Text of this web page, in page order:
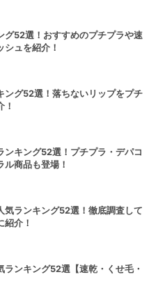
グ52選！おすすめのプチプラや速
ュを紹介！
ング52選！落ちないリップをプチ
！
ンキング52選！プチプラ・デパコ
ル商品も登場！
気ランキング52選！徹底調査して
紹介！
ランキング52選【速乾・くせ毛・